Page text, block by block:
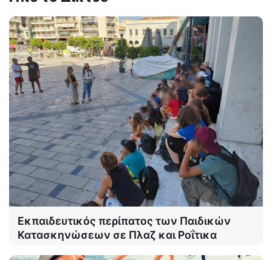
Εκπαιδευτικός περίπατος των Παιδικών
Κατασκηνώσεων σε Πλαζ και Ροΐτικα